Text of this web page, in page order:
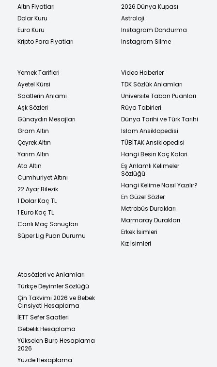
Altın Fiyatları
Dolar Kuru
Euro Kuru
Kripto Para Fiyatları
2026 Dünya Kupası
Astroloji
Instagram Dondurma
Instagram Silme
Yemek Tarifleri
Ayetel Kürsi
Saatlerin Anlamı
Aşk Sözleri
Günaydın Mesajları
Gram Altın
Çeyrek Altın
Yarım Altın
Ata Altın
Cumhuriyet Altını
22 Ayar Bilezik
1 Dolar Kaç TL
1 Euro Kaç TL
Canlı Maç Sonuçları
Süper Lig Puan Durumu
Video Haberler
TDK Sözlük Anlamları
Üniversite Taban Puanları
Rüya Tabirleri
Dünya Tarihi ve Türk Tarihi
İslam Ansiklopedisi
TÜBİTAK Ansiklopedisi
Hangi Besin Kaç Kalori
Eş Anlamlı Kelimeler
Sözlüğü
Hangi Kelime Nasıl Yazılır?
En Güzel Sözler
Metrobüs Durakları
Marmaray Durakları
Erkek İsimleri
Kız İsimleri
Atasözleri ve Anlamları
Türkçe Deyimler Sözlüğü
Çin Takvimi 2026 ve Bebek
Cinsiyeti Hesaplama
İETT Sefer Saatleri
Gebelik Hesaplama
Yükselen Burç Hesaplama
2026
Yüzde Hesaplama